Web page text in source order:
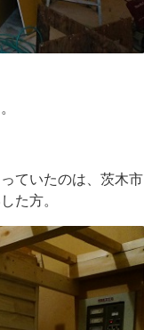
ていたのは、茨木市
た方。